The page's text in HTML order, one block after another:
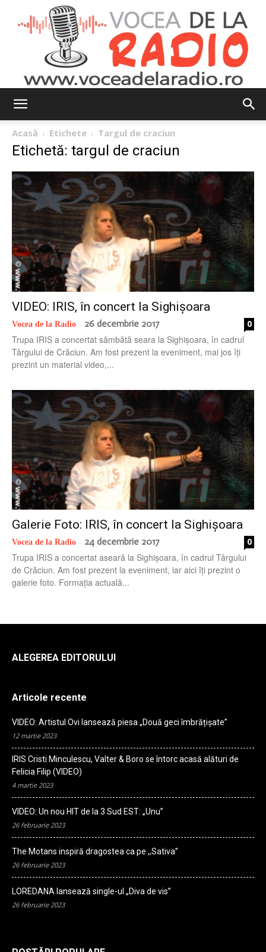
la
radio
Acasă Etichete Targul de craciun
Etichetă: targul de craciun
VIDEO: IRIS, în concert la Sighișoara
Vocea de la Radio - 26 decembrie 2017 0
Trupa IRIS a concertat sâmbătă seara la Sighișoara, în cadrul
Târgului de Crăciun. Am fost prezent la eveniment, mai jos îți
prezint un material video,...
Galerie Foto: IRIS, în concert la Sighișoara
Vocea de la Radio - 24 decembrie 2017 0
Trupa IRIS a concertat aseară la Sighișoara, în cadrul Târgului
de Crăciun. Am fost prezent la eveniment, iar aici îți prezint o
galerie foto. Formația actuală...
ALEGEREA EDITORULUI
Articole recente
VIDEO: Artistul Ovi lansează piesa „Două geci îmbrățișate”
12 martie 2023
IRIS Cristi Minculescu, Valter & Boro se întorc acasă alături de
Felicia Filip (VIDEO)
4 martie 2023
VIDEO: Un nou HIT de la 3 Sud EST: „Unu”
26 februarie 2023
The Motans inspiră dragostea ca pe ,,Sativa”
26 februarie 2023
LOREDANA lansează single-ul „Diva de vis”
26 februarie 2023